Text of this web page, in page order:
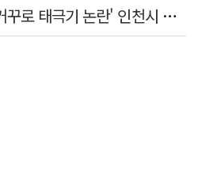
김희철도 "X돌았네"…'거꾸로 태극기 논란' 인천시 현수막, 이틀 만에 철거